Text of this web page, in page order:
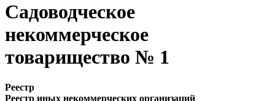
Садоводческое
некоммерческое
товарищество № 1
Реестр
Реестр иных некоммерческих организаций